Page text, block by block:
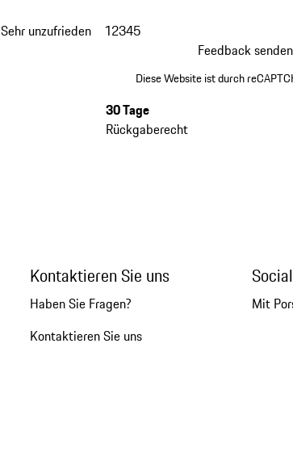
Sehr unzufrieden 12345
Feedback senden
Diese Website ist durch
30 Tage
Rückgaberecht
Kontaktieren Sie uns
Haben Sie Fragen?
Kontaktieren Sie uns
Mit